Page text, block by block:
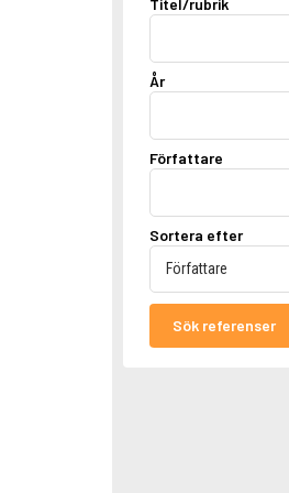
Titel/rubrik
År
Författare
Sortera efter
Sök referenser